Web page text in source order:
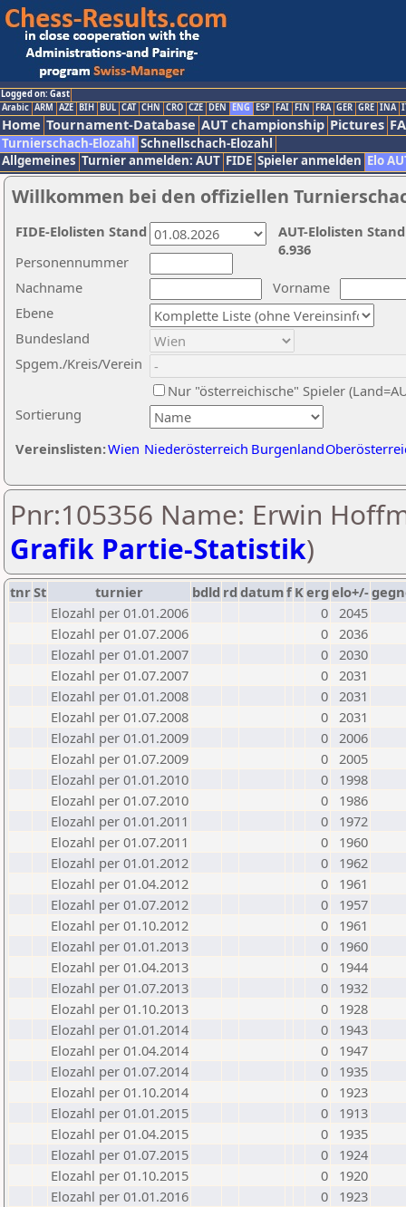
Logged on: Gast
Arabic ARM AZE BIH BUL CAT CHN CRO CZE DEN ENG ESP FAI FIN FRA GER GRE INA
Home Tournament-Database AUT championship Pictures
Turnierschach-Elozahl Schnellschach-Elozahl
Allgemeines Turnier anmelden: AUT FIDE Spieler anmelden Elo
Willkommen bei den offiziellen
Nachname
Vorname
Ebene
Sortierung
Personennummer
Bundesland
Spgem./Kreis/Verein
Nur "österreichische" Spieler
Vereinslisten:Wien Niederösterreich Burgenland
AUT-Elolisten
6.936
FIDE-Elolisten Stand
Pnr:105356 Name: Erwin
Grafik Partie-Statistik)
tnrSt turnier bdld rd datumf Kerg elo+/-
Elozahl per 01.01.2006
0 2045
Elozahl per 01.07.2006
0 2036
Elozahl per 01.01.2007
0 2030
Elozahl per 01.07.2007
0 2031
Elozahl per 01.01.2008
0 2031
Elozahl per 01.07.2008
0 2031
Elozahl per 01.01.2009
0 2006
Elozahl per 01.07.2009
0 2005
Elozahl per 01.01.2010
0
1998
Elozahl per 01.07.2010
0
1986
Elozahl per 01.01.2011
0
1972
Elozahl per 01.07.2011
0
1960
Elozahl per 01.01.2012
0
1962
Elozahl per 01.04.2012
0
1961
Elozahl per 01.07.2012
0
1957
Elozahl per 01.10.2012
0
1961
Elozahl per 01.01.2013
0
1960
Elozahl per 01.04.2013
0
1944
Elozahl per 01.07.2013
0
1932
Elozahl per 01.10.2013
0
1928
Elozahl per 01.01.2014
0
1943
Elozahl per 01.04.2014
0
1947
Elozahl per 01.07.2014
0
1935
Elozahl per 01.10.2014
0
1923
Elozahl per 01.01.2015
0
1913
Elozahl per 01.04.2015
0
1935
Elozahl per 01.07.2015
0
1924
Elozahl per 01.10.2015
0
1920
Elozahl per 01.01.2016
0
1923